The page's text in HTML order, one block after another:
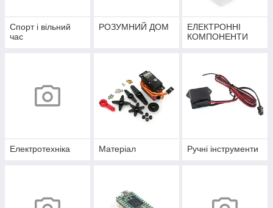
Спорт і вільний
час
РОЗУМНИЙ ДОМ
ЕЛЕКТРОННІ
КОМПОНЕНТИ
Електротехніка Матеріал Ручні інструменти